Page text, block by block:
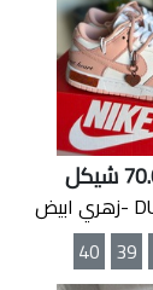
39
40